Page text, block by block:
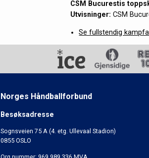
CSM Bucurestis
Utvisninger: CSM
Se fullstendig
Norges Håndballforbund
Besøksadresse
Sognsveien 75 A (4. etg. Ullevaal Stadion)
0855 OSLO